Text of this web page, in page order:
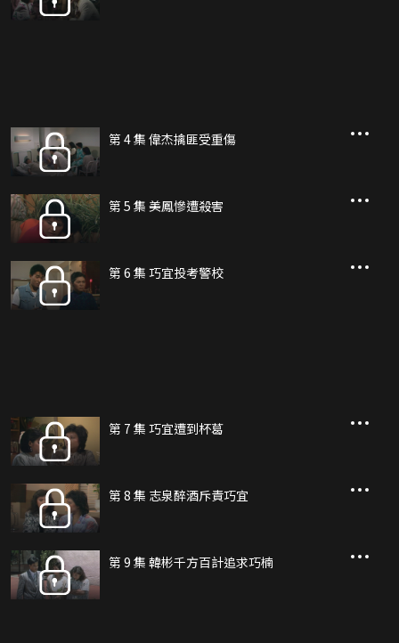
第 4 集 偉杰擒匪受重傷
第 5 集 美鳳慘遭殺害
第 6 集 巧宜投考警校
第 7 集 巧宜遭到杯葛
第 8 集 志泉醉酒斥責巧宜
第 9 集 韓彬千方百計追求巧楠